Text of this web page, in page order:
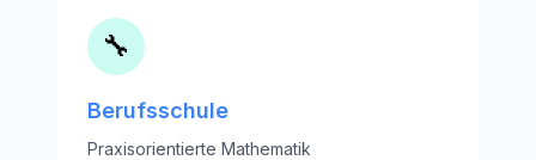
🔧
Berufsschule
Praxisorientierte Mathematik